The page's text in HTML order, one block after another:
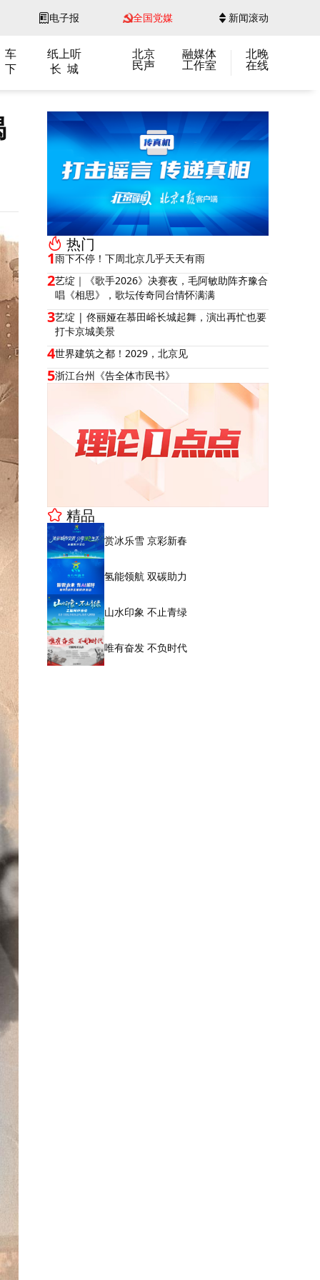
电子报 全国党媒 新闻滚动
车
纸上听
下
长 城
北京
民声
融媒体
工作室
北晚
在线
热门
1雨下不停！下周北京几乎天天有雨
2艺绽｜《歌手2026》决赛夜，毛阿敏助阵齐豫合
唱《相思》，歌坛传奇同台情怀满满
3艺绽 | 佟丽娅在慕田峪长城起舞，演出再忙也要
打卡京城美景
4世界建筑之都！2029，北京见
5浙江台州《告全体市民书》
精品
赏冰乐雪 京彩新春
氢能领航 双碳助力
山水印象 不止青绿
唯有奋发 不负时代